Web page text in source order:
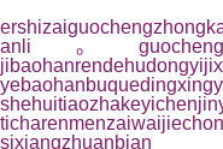
anli。